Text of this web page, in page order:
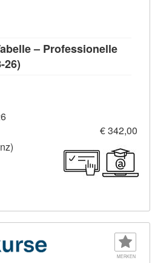
– Professionelle
26)
€ 342,00
MERKEN